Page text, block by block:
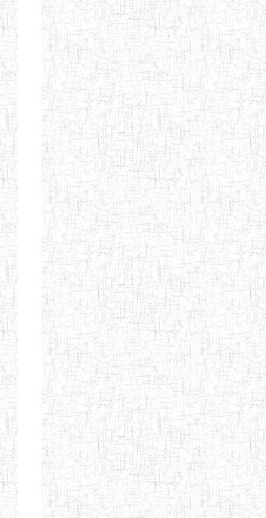
ENIEG BERYLA 06/06/2014 ENIEG Privé
ENIEG
L'EXCELLENCE
28/08/2009 ENIEG Privé
ENIEG DES
NATIONS
10/07/2001 ENIEG Privé
ENIET PAUL
MOMO
23/07/2014 ENIET Privé
ENIEG PRIVEE
TCHEB'S
10/07/2008 ENIEG Privé
ENIEG PRIVEE
BILINGUE
INCLUSIVE
LOUIS
BRAILLE DU
CJARC
12/07/2019 ENIEG Privé
ENIEG LA
PENSEE
28/12/2007 ENIEG Privé
ENIEG PRIVEE
AIME-CESAIRE
28/08/2009 ENIEG Privé
ENIEG
SIANTOU
03/06/2014 ENIEG Privé
ENIEG LA
26/05/2014 ENIEG Privé